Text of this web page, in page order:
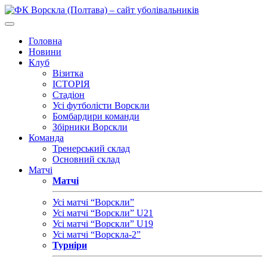
Головна
Новини
Клуб
Візитка
ІСТОРІЯ
Стадіон
Усі футболісти Ворскли
Бомбардири команди
Збірники Ворскли
Команда
Тренерський склад
Основний склад
Матчі
Матчі
Усі матчі “Ворскли”
Усі матчі “Ворскли” U21
Усі матчі “Ворскли” U19
Усі матчі “Ворскла-2”
Турніри